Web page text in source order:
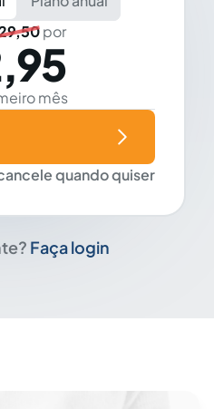
por
mês
quando quiser
Faça login